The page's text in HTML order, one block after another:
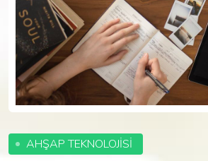
AHŞAP TEKNOLOJİSİ